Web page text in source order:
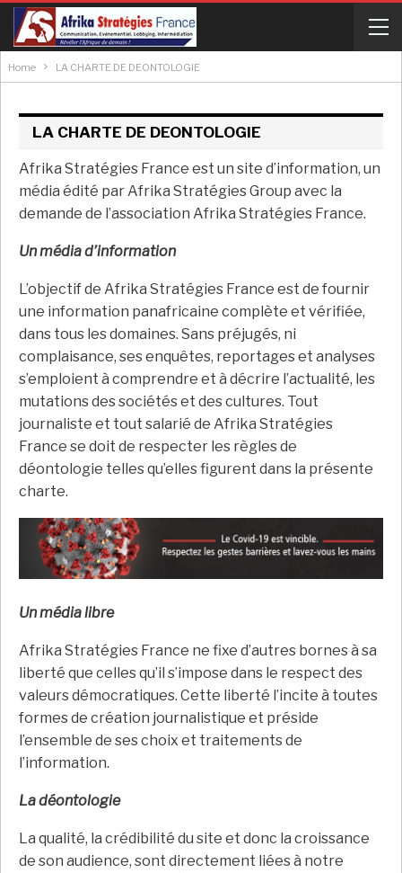
Home LA CHARTE DE DEONTOLOGIE
LA CHARTE DE DEONTOLOGIE
Afrika Stratégies France est un site d’information, un
média édité par Afrika Stratégies Group avec la
demande de l’association Afrika Stratégies France.
Un média d’information
L’objectif de Afrika Stratégies France est de fournir
une information panafricaine complète et vérifiée,
dans tous les domaines. Sans préjugés, ni
complaisance, ses enquêtes, reportages et analyses
s’emploient à comprendre et à décrire l’actualité, les
mutations des sociétés et des cultures. Tout
journaliste et tout salarié de Afrika Stratégies
France se doit de respecter les règles de
déontologie telles qu’elles figurent dans la présente
charte.
Un média libre
Afrika Stratégies France ne fixe d’autres bornes à sa
liberté que celles qu’il s’impose dans le respect des
valeurs démocratiques. Cette liberté l’incite à toutes
formes de création journalistique et préside
l’ensemble de ses choix et traitements de
l’information.
La déontologie
La qualité, la crédibilité du site et donc la croissance
de son audience, sont directement liées à notre